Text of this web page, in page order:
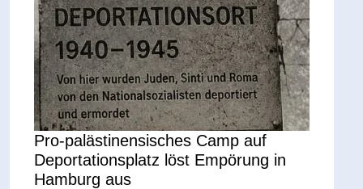
Pro-palästinensisches Camp auf
Deportationsplatz löst Empörung in
Hamburg aus